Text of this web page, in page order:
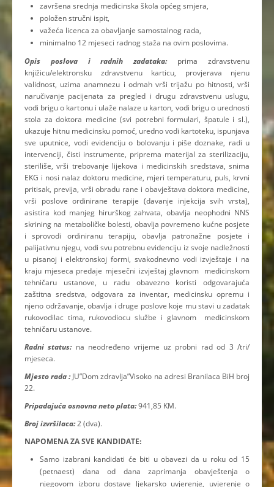
završena srednja medicinska škola općeg smjera,
položen stručni ispit,
važeća licenca za obavljanje samostalnog rada,
minimalno 12 mjeseci radnog staža na ovim poslovima.
Opis poslova i radnih zadataka: prima zdravstvenu
knjižicu/elektronsku zdravstvenu karticu, provjerava njenu
validnost, uzima anamnezu i odmah vrši trijažu po hitnosti, vrši
naručivanje pacijenata za pregled i drugu zdravstvenu uslugu,
vodi brigu o kartonu i ulaže nalaze u karton, vodi brigu o urednosti
stola za doktora medicine (svi potrebni formulari, špatule i sl.),
ukazuje hitnu medicinsku pomoć, uredno vodi kartoteku, ispunjava
sve uputnice, vodi evidenciju o bolovanju i piše doznake, radi u
intervenciji, čisti instrumente, priprema materijal za sterilizaciju,
steriliše, vrši trebovanje lijekova i medicinskih sredstava, snima
EKG i nosi nalaz doktoru medicine, mjeri temperaturu, puls, krvni
pritisak, previja, vrši obradu rane i obavještava doktora medicine,
vrši poslove ordinirane terapije (davanje injekcija svih vrsta),
asistira kod manjeg hirurškog zahvata, obavlja neophodni NNS
skrining na metaboličke bolesti, obavlja povremeno kućne posjete
i sprovodi ordiniranu terapiju, obavlja patronažne posjete i
palijativnu njegu, vodi svu potrebnu evidenciju iz svoje nadležnosti
u pisanoj i elektronskoj formi, svakodnevno vodi izvještaje i na
kraju mjeseca predaje mjesečni izvještaj glavnom medicinskom
tehničaru ustanove, u radu obavezno koristi odgovarajuća
zaštitna sredstva, odgovara za inventar, medicinsku opremu i
njeno održavanje, obavlja i druge poslove koje mu stavi u zadatak
rukovodilac tima, rukovodiocu službe i glavnom medicinskom
tehničaru ustanove.
Radni status: na neodređeno vrijeme uz probni rad od 3 /tri/
mjeseca.
Mjesto rada :JU”Dom zdravlja”Visoko na adresi Branilaca BiH broj
22.
Pripadajuća osnovna neto plata:941,85 KM.
Broj izvršilaca:2 (dva).
NAPOMENA ZA SVE KANDIDATE:
Samo izabrani kandidati će biti u obavezi da u roku od 15
(petnaest) dana od dana zaprimanja obavještenja o
njegovom izboru dostave ljekarsko uvjerenje, uvjerenje o